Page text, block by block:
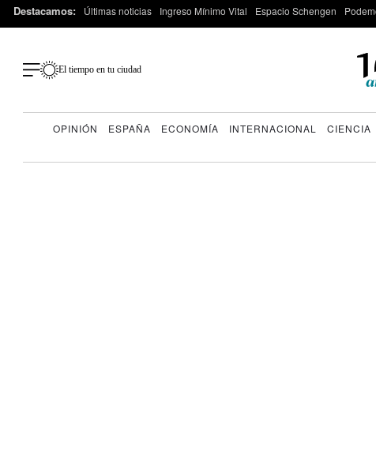
Destacamos: Últimas noticias Ingreso Mínimo Vital Espacio Schengen
El tiempo en tu ciudad
OPINIÓN ESPAÑA ECONOMÍA INTERNACIONAL CIENCIA